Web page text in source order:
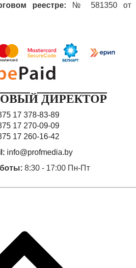
во временное
в компании имеются
на возмездной
ежемесячной арендной
амортизации
периода в налоговой
сумма налога
убыток по данным
учета.
налогового риска (табл.
реестре: № 581350 от
ДИРЕКТОР
17 378-83-89
17 270-09-09
17 260-16-42
info@profmedia.by
8:30 - 17:00 Пн-Пт